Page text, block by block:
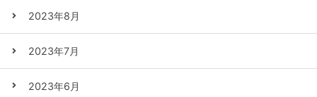
2023年8月
2023年7月
2023年6月